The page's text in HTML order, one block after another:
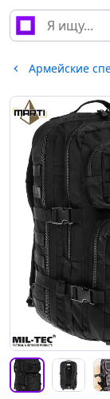
Армейские